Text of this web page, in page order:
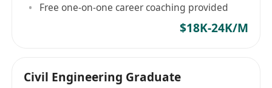
Free one-on-one career coaching provided
$18K-24K/M
Civil Engineering Graduate